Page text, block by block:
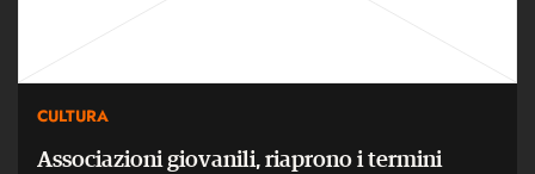
CULTURA
Associazioni giovanili, riaprono i termini